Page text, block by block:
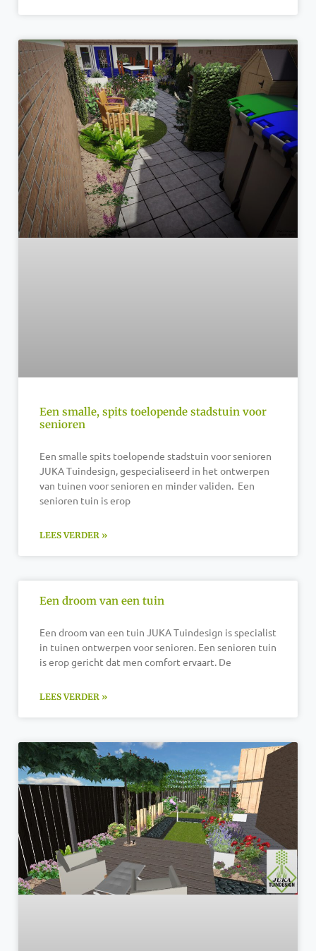
Een smalle, spits toelopende stadstuin voor
senioren
Een smalle spits toelopende stadstuin voor senioren
JUKA Tuindesign, gespecialiseerd in het ontwerpen
van tuinen voor senioren en minder validen. Een
senioren tuin is erop
LEES VERDER »
Een droom van een tuin
Een droom van een tuin JUKA Tuindesign is specialist
in tuinen ontwerpen voor senioren. Een senioren tuin
is erop gericht dat men comfort ervaart. De
LEES VERDER »